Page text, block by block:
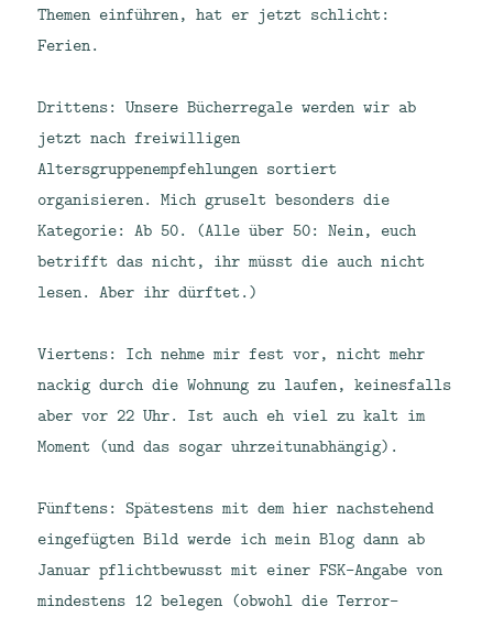
Themen einführen, hat er jetzt schlicht:
Ferien.
Drittens: Unsere Bücherregale werden wir ab
jetzt nach freiwilligen
Altersgruppenempfehlungen sortiert
organisieren. Mich gruselt besonders die
Kategorie: Ab 50. (Alle über 50: Nein, euch
betrifft das nicht, ihr müsst die auch nicht
lesen. Aber ihr dürftet.)
Viertens: Ich nehme mir fest vor, nicht mehr
nackig durch die Wohnung zu laufen, keinesfalls
aber vor 22 Uhr. Ist auch eh viel zu kalt im
Moment (und das sogar uhrzeitunabhängig).
Fünftens: Spätestens mit dem hier nachstehend
eingefügten Bild werde ich mein Blog dann ab
Januar pflichtbewusst mit einer FSK-Angabe von
mindestens 12 belegen (obwohl die Terror-